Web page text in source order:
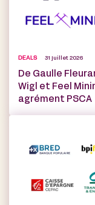
DEALS 31 juillet 2026
De Gaulle
Wigl et Feel
agrément PSCA